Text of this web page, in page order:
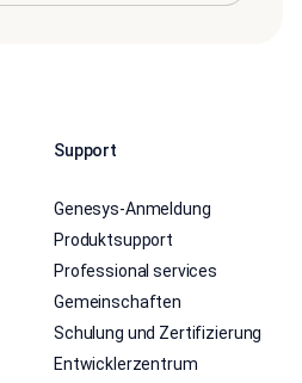
Support
Genesys-Anmeldung
Produktsupport
Professional services
Gemeinschaften
Schulung und Zertifizierung
Entwicklerzentrum